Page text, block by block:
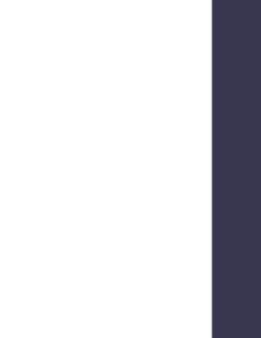
Post